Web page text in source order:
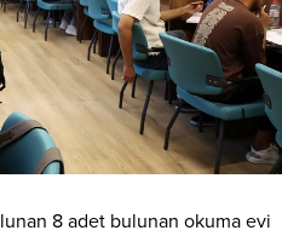
8 adet bulunan okuma evi